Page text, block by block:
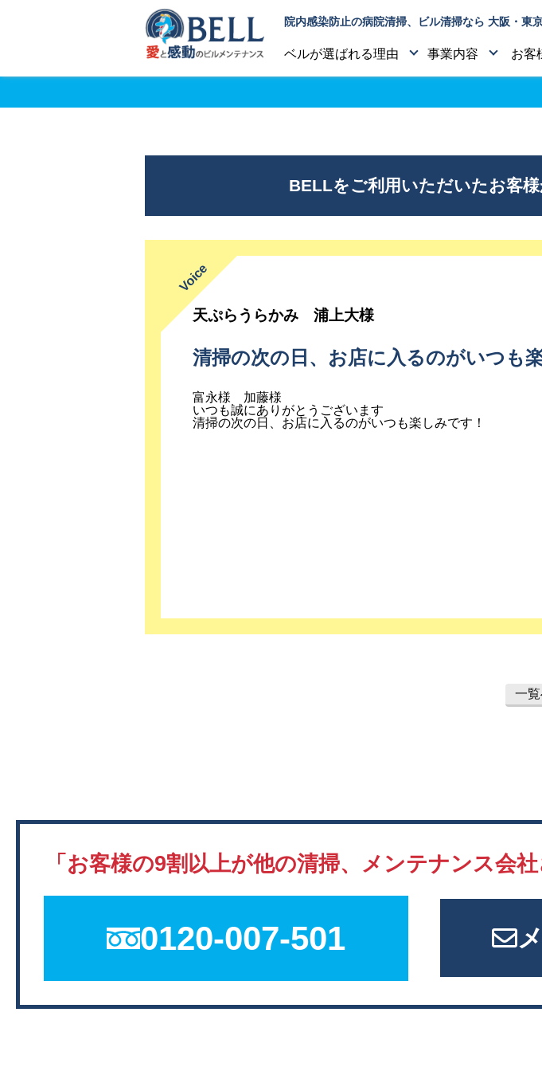
院内感染防止の病院清掃、ビル清掃なら 大阪・東
ベルが選ばれる理由 事業内容 お客
BELLをご利用いただいたお客
天ぷらうらかみ 浦上大様
清掃の次の日、お店に入るのがいつも
富永様 加藤様
いつも誠にありがとうございます
清掃の次の日、お店に入るのがいつも楽しみです！
一
「お客様の9割以上が他の清掃、 メンテナンス会
0120-007-501